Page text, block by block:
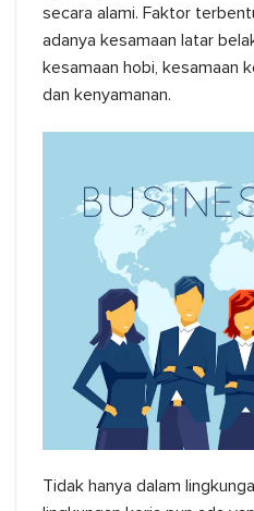
secara alami. Faktor
adanya kesamaan latar
kesamaan hobi, kesamaan
dan kenyamanan.
Tidak hanya dalam